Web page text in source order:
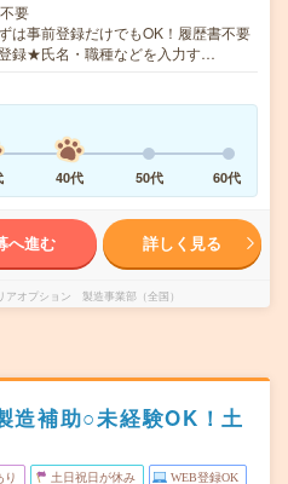
要
は事前登録だけでもOK！履歴書不要
録★氏名・職種などを入力す…
40代 50代 60代
へ進む 詳しく見る
アオプション 製造事業部（全国）
造補助○未経験OK！土
り 土日祝日が休み WEB登録OK